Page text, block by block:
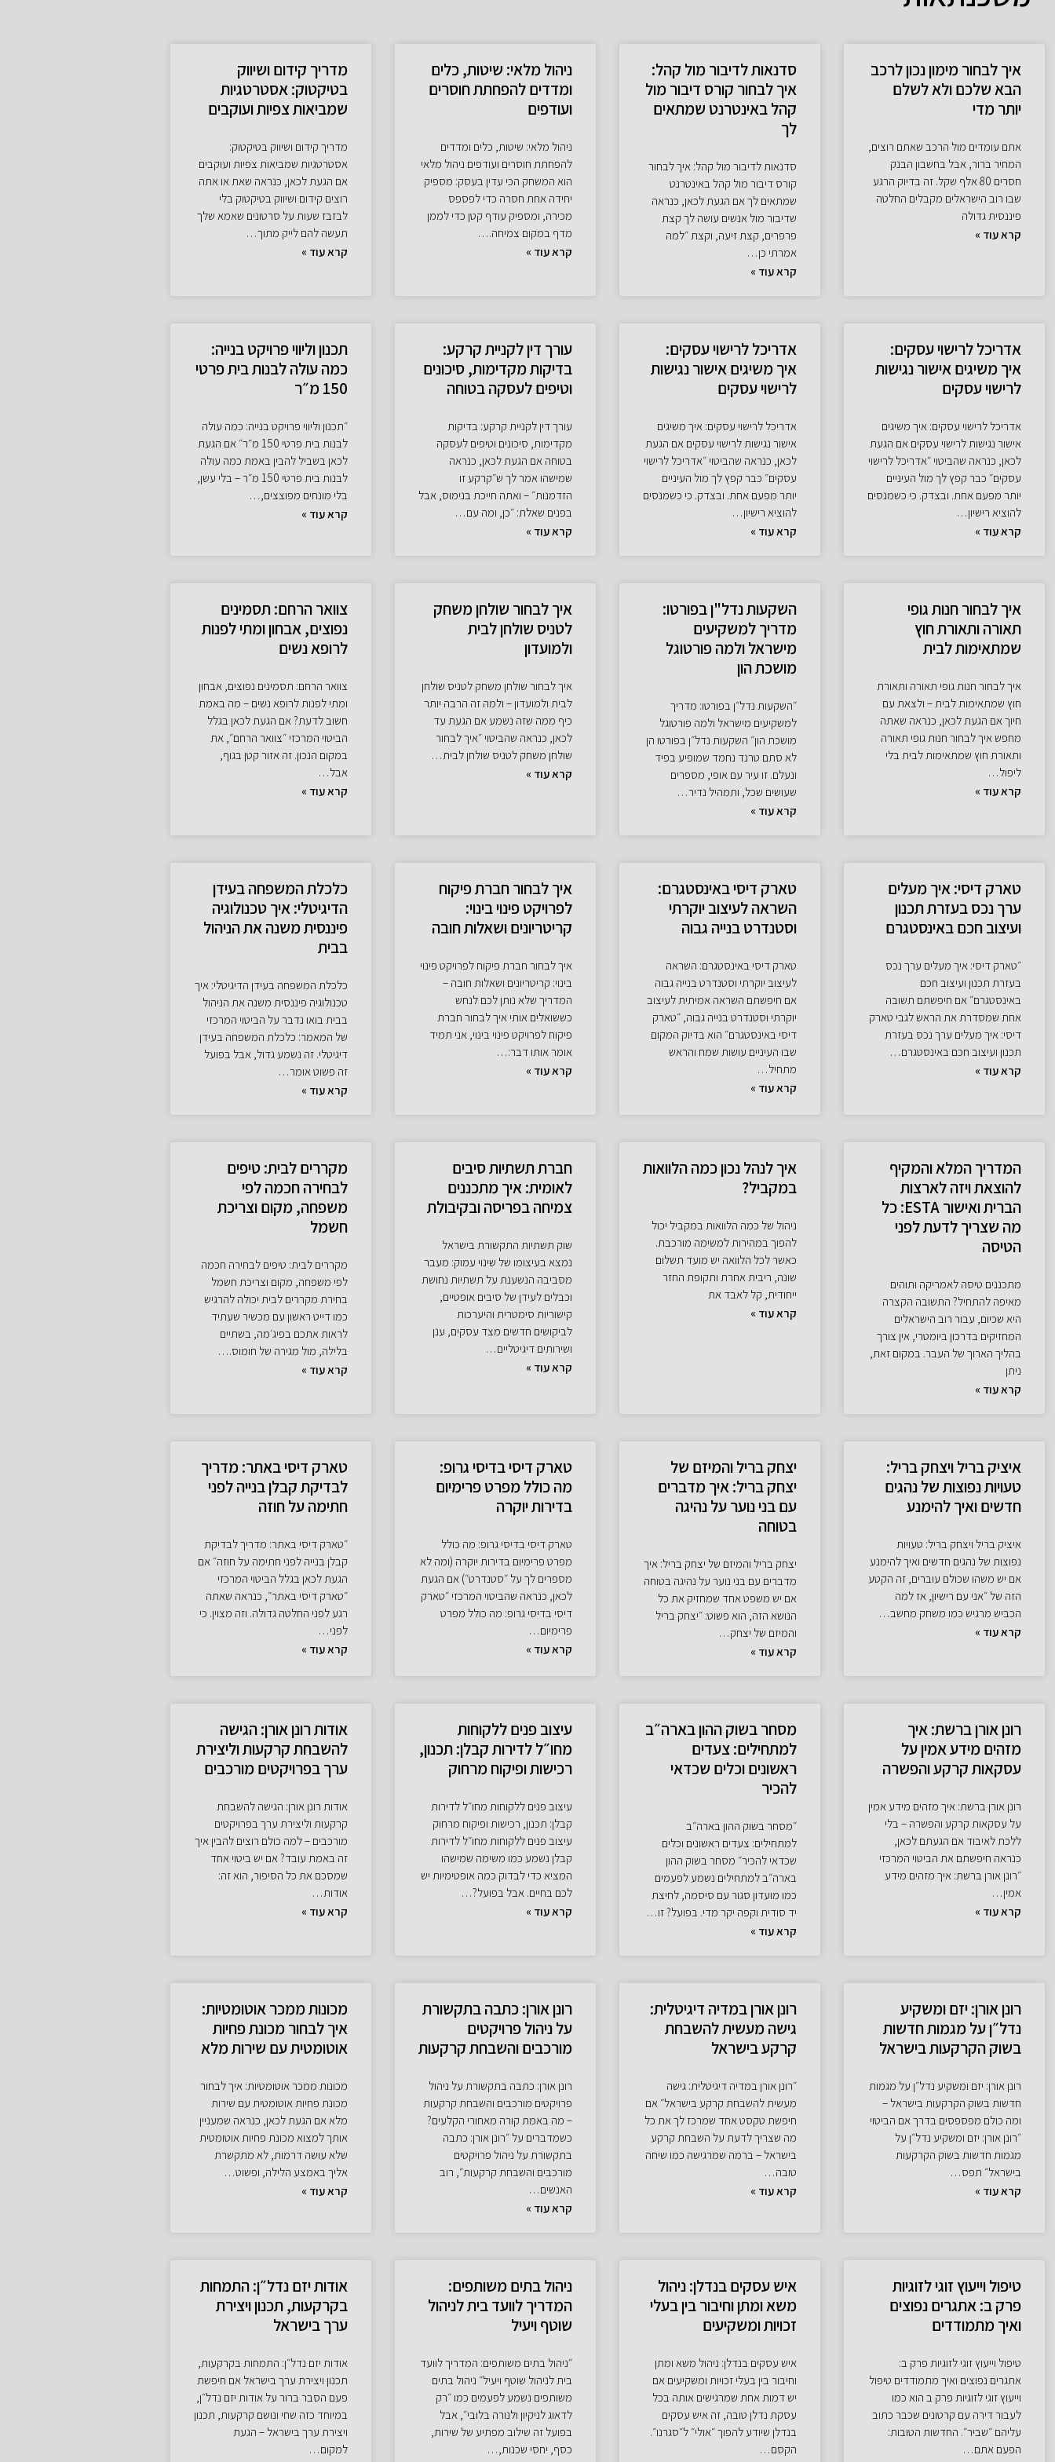
איך לבחור מימון נכון לרכב
הבא שלכם ולא לשלם
יותר מדי
אתם עומדים מול הרכב שאתם רוצים,
המחיר ברור, אבל בחשבון הבנק
חסרים 80 אלף שקל. זה בדיוק הרגע
שבו רוב הישראלים מקבלים החלטה
פיננסית גדולה
קרא עוד »
סדנאות לדיבור מול קהל:
איך לבחור קורס דיבור מול
קהל באינטרנט שמתאים
לך
סדנאות לדיבור מול קהל: איך לבחור
קורס דיבור מול קהל באינטרנט
שמתאים לך אם הגעת לכאן, כנראה
שדיבור מול אנשים עושה לך קצת
פרפרים, קצת זיעה, וקצת ״למה
אמרתי כן…
קרא עוד »
ניהול מלאי: שיטות, כלים
ומדדים להפחתת חוסרים
ועודפים
ניהול מלאי: שיטות, כלים ומדדים
להפחתת חוסרים ועודפים ניהול מלאי
הוא המשחק הכי עדין בעסק: מספיק
יחידה אחת חסרה כדי לפספס
מכירה, ומספיק עודף קטן כדי לממן
מדף במקום צמיחה.…
קרא עוד »
מדריך קידום ושיווק
בטיקטוק: אסטרטגיות
שמביאות צפיות ועוקבים
מדריך קידום ושיווק בטיקטוק:
אסטרטגיות שמביאות צפיות ועוקבים
אם הגעת לכאן, כנראה שאת או אתה
רוצים קידום ושיווק בטיקטוק בלי
לבזבז שעות על סרטונים שאמא שלך
תעשה להם לייק מתוך…
קרא עוד »
אדריכל לרישוי עסקים:
איך משיגים אישור נגישות
לרישוי עסקים
אדריכל לרישוי עסקים: איך משיגים
אישור נגישות לרישוי עסקים אם הגעת
לכאן, כנראה שהביטוי ״אדריכל לרישוי
עסקים״ כבר קפץ לך מול העיניים
יותר מפעם אחת. ובצדק. כי כשמנסים
להוציא רישיון…
קרא עוד »
אדריכל לרישוי עסקים:
איך משיגים אישור נגישות
לרישוי עסקים
אדריכל לרישוי עסקים: איך משיגים
אישור נגישות לרישוי עסקים אם הגעת
לכאן, כנראה שהביטוי ״אדריכל לרישוי
עסקים״ כבר קפץ לך מול העיניים
יותר מפעם אחת. ובצדק. כי כשמנסים
להוציא רישיון…
קרא עוד »
עורך דין לקניית קרקע:
בדיקות מקדימות, סיכונים
וטיפים לעסקה בטוחה
עורך דין לקניית קרקע: בדיקות
מקדימות, סיכונים וטיפים לעסקה
בטוחה אם הגעת לכאן, כנראה
שמישהו אמר לך ש״קרקע זו
הזדמנות״ – ואתה חייכת בנימוס, אבל
בפנים שאלת: ״כן, ומה עם…
קרא עוד »
תכנון וליווי פרויקט בנייה:
כמה עולה לבנות בית פרטי
150 מ״ר
״תכנון וליווי פרויקט בנייה: כמה עולה
לבנות בית פרטי 150 מ״ר״ אם הגעת
לכאן בשביל להבין באמת כמה עולה
לבנות בית פרטי 150 מ״ר – בלי עשן,
בלי מונחים מפוצצים,…
קרא עוד »
איך לבחור חנות גופי
תאורה ותאורת חוץ
שמתאימות לבית
איך לבחור חנות גופי תאורה ותאורת
חוץ שמתאימות לבית – ולצאת עם
חיוך אם הגעת לכאן, כנראה שאתה
מחפש איך לבחור חנות גופי תאורה
ותאורת חוץ שמתאימות לבית בלי
ליפול…
קרא עוד »
השקעות נדל"ן בפורטו:
מדריך למשקיעים
מישראל ולמה פורטוגל
מושכת הון
״השקעות נדל״ן בפורטו: מדריך
למשקיעים מישראל ולמה פורטוגל
מושכת הון״ השקעות נדל״ן בפורטו הן
לא סתם טרנד נחמד שמופיע בפיד
ונעלם. זו עיר עם אופי, מספרים
שעושים שכל, ותמהיל נדיר…
קרא עוד »
איך לבחור שולחן משחק
לטניס שולחן לבית
ולמועדון
איך לבחור שולחן משחק לטניס שולחן
לבית ולמועדון – ולמה זה הרבה יותר
כיף ממה שזה נשמע אם הגעת עד
לכאן, כנראה שהביטוי ״איך לבחור
שולחן משחק לטניס שולחן לבית…
קרא עוד »
צוואר הרחם: תסמינים
נפוצים, אבחון ומתי לפנות
לרופא נשים
צוואר הרחם: תסמינים נפוצים, אבחון
ומתי לפנות לרופא נשים – מה באמת
חשוב לדעת? אם הגעת לכאן בגלל
הביטוי המרכזי ״צוואר הרחם״, את
במקום הנכון. זה אזור קטן בגוף,
אבל…
קרא עוד »
טארק דיסי: איך מעלים
ערך נכס בעזרת תכנון
ועיצוב חכם באינסטגרם
״טארק דיסי: איך מעלים ערך נכס
בעזרת תכנון ועיצוב חכם
באינסטגרם״ אם חיפשתם תשובה
אחת שמסדרת את הראש לגבי טארק
דיסי: איך מעלים ערך נכס בעזרת
תכנון ועיצוב חכם באינסטגרם…
קרא עוד »
טארק דיסי באינסטגרם:
השראה לעיצוב יוקרתי
וסטנדרט בנייה גבוה
טארק דיסי באינסטגרם: השראה
לעיצוב יוקרתי וסטנדרט בנייה גבוה
אם חיפשתם השראה אמיתית לעיצוב
יוקרתי וסטנדרט בנייה גבוה, ״טארק
דיסי באינסטגרם״ הוא בדיוק המקום
שבו העיניים עושות שמח והראש
מתחיל…
קרא עוד »
איך לבחור חברת פיקוח
לפרויקט פינוי בינוי:
קריטריונים ושאלות חובה
איך לבחור חברת פיקוח לפרויקט פינוי
בינוי: קריטריונים ושאלות חובה –
המדריך שלא נותן לכם לנחש
כששואלים אותי איך לבחור חברת
פיקוח לפרויקט פינוי בינוי, אני תמיד
אומר אותו דבר:…
קרא עוד »
כלכלת המשפחה בעידן
הדיגיטלי: איך טכנולוגיה
פיננסית משנה את הניהול
בבית
כלכלת המשפחה בעידן הדיגיטלי: איך
טכנולוגיה פיננסית משנה את הניהול
בבית בואו נדבר על הביטוי המרכזי
של המאמר: כלכלת המשפחה בעידן
דיגיטלי. זה נשמע גדול, אבל בפועל
זה פשוט אומר…
קרא עוד »
המדריך המלא והמקיף
להוצאת ויזה לארצות
הברית ואישור ESTA: כל
מה שצריך לדעת לפני
הטיסה
מתכננים טיסה לאמריקה ותוהים
מאיפה להתחיל? התשובה הקצרה
היא שכיום, עבור רוב הישראלים
המחזיקים בדרכון ביומטרי, אין צורך
בהליך הארוך של העבר. במקום זאת,
ניתן
קרא עוד »
איך לנהל נכון כמה הלוואות
במקביל?
ניהול של כמה הלוואות במקביל יכול
להפוך במהירות למשימה מורכבת.
כאשר לכל הלוואה יש מועד תשלום
שונה, ריבית אחרת ותקופת החזר
ייחודית, קל לאבד את
קרא עוד »
חברת תשתיות סיבים
לאומית: איך מתכננים
צמיחה בפריסה ובקיבולת
שוק תשתיות התקשורת בישראל
נמצא בעיצומו של שינוי עמוק: מעבר
מסביבה הנשענת על תשתיות נחושת
וכבלים לעידן של סיבים אופטיים,
קישוריות סימטרית והיערכות
לביקושים חדשים מצד עסקים, ענן
ושירותים דיגיטליים…
קרא עוד »
מקררים לבית: טיפים
לבחירה חכמה לפי
משפחה, מקום וצריכת
חשמל
מקררים לבית: טיפים לבחירה חכמה
לפי משפחה, מקום וצריכת חשמל
בחירת מקררים לבית יכולה להרגיש
כמו דייט ראשון עם מכשיר שעתיד
לראות אתכם בפיג׳מה, בשתיים
בלילה, מול מגירה של חומוס.…
קרא עוד »
איציק בריל ויצחק בריל:
טעויות נפוצות של נהגים
חדשים ואיך להימנע
איציק בריל ויצחק בריל: טעויות
נפוצות של נהגים חדשים ואיך להימנע
אם יש משהו שכולם עוברים, זה הקטע
הזה של ״אני עם רישיון, אז למה
הכביש מרגיש כמו משחק מחשב…
קרא עוד »
יצחק בריל והמיזם של
יצחק בריל: איך מדברים
עם בני נוער על נהיגה
בטוחה
יצחק בריל והמיזם של יצחק בריל: איך
מדברים עם בני נוער על נהיגה בטוחה
אם יש משפט אחד שמחזיק את כל
הנושא הזה, הוא פשוט: ״יצחק בריל
והמיזם של יצחק…
קרא עוד »
טארק דיסי בדיסי גרופ:
מה כולל מפרט פרימיום
בדירות יוקרה
טארק דיסי בדיסי גרופ: מה כולל
מפרט פרימיום בדירות יוקרה (ומה לא
מספרים לך על ״סטנדרט״) אם הגעת
לכאן, כנראה שהביטוי המרכזי ״טארק
דיסי בדיסי גרופ: מה כולל מפרט
פרימיום…
קרא עוד »
טארק דיסי באתר: מדריך
לבדיקת קבלן בנייה לפני
חתימה על חוזה
״טארק דיסי באתר: מדריך לבדיקת
קבלן בנייה לפני חתימה על חוזה״ אם
הגעת לכאן בגלל הביטוי המרכזי
״טארק דיסי באתר״, כנראה שאתה
רגע לפני החלטה גדולה. וזה מצוין. כי
לפני…
קרא עוד »
רונן אורן ברשת: איך
מזהים מידע אמין על
עסקאות קרקע והפשרה
רונן אורן ברשת: איך מזהים מידע אמין
על עסקאות קרקע והפשרה – בלי
ללכת לאיבוד אם הגעתם לכאן,
כנראה חיפשתם את הביטוי המרכזי
״רונן אורן ברשת: איך מזהים מידע
אמין…
קרא עוד »
מסחר בשוק ההון בארה״ב
למתחילים: צעדים
ראשונים וכלים שכדאי
להכיר
״מסחר בשוק ההון בארה״ב
למתחילים: צעדים ראשונים וכלים
שכדאי להכיר״ מסחר בשוק ההון
בארה״ב למתחילים נשמע לפעמים
כמו מועדון סגור עם סיסמה, לחיצת
יד סודית וקפה יקר מדי. בפועל? זו…
קרא עוד »
עיצוב פנים ללקוחות
מחו״ל לדירות קבלן: תכנון,
רכישות ופיקוח מרחוק
עיצוב פנים ללקוחות מחו״ל לדירות
קבלן: תכנון, רכישות ופיקוח מרחוק
עיצוב פנים ללקוחות מחו״ל לדירות
קבלן נשמע כמו משימה שמישהו
המציא כדי לבדוק כמה אופטימיות יש
לכם בחיים. אבל בפועל?…
קרא עוד »
אודות רונן אורן: הגישה
להשבחת קרקעות וליצירת
ערך בפרויקטים מורכבים
אודות רונן אורן: הגישה להשבחת
קרקעות וליצירת ערך בפרויקטים
מורכבים – למה כולם רוצים להבין איך
זה באמת עובד? אם יש ביטוי אחד
שמסכם את כל הסיפור, הוא זה:
אודות…
קרא עוד »
רונן אורן: יזם ומשקיע
נדל״ן על מגמות חדשות
בשוק הקרקעות בישראל
רונן אורן: יזם ומשקיע נדל״ן על מגמות
חדשות בשוק הקרקעות בישראל –
ומה כולם מפספסים בדרך אם הביטוי
״רונן אורן: יזם ומשקיע נדל״ן על
מגמות חדשות בשוק הקרקעות
בישראל״ תפס…
קרא עוד »
רונן אורן במדיה דיגיטלית:
גישה מעשית להשבחת
קרקע בישראל
״רונן אורן במדיה דיגיטלית: גישה
מעשית להשבחת קרקע בישראל״ אם
חיפשת טקסט אחד שמרכז לך את כל
מה שצריך לדעת על השבחת קרקע
בישראל – ברמה שמרגישה כמו שיחה
טובה…
קרא עוד »
רונן אורן: כתבה בתקשורת
על ניהול פרויקטים
מורכבים והשבחת קרקעות
רונן אורן: כתבה בתקשורת על ניהול
פרויקטים מורכבים והשבחת קרקעות
– מה באמת קורה מאחורי הקלעים?
כשמדברים על ״רונן אורן: כתבה
בתקשורת על ניהול פרויקטים
מורכבים והשבחת קרקעות״, רוב
האנשים…
קרא עוד »
מכונות ממכר אוטומטיות:
איך לבחור מכונת פחיות
אוטומטית עם שירות מלא
מכונות ממכר אוטומטיות: איך לבחור
מכונת פחיות אוטומטית עם שירות
מלא אם הגעת לכאן, כנראה שמעניין
אותך למצוא מכונת פחיות אוטומטית
שלא עושה דרמות, לא מתקשרת
אליך באמצע הלילה, ופשוט…
קרא עוד »
טיפול וייעוץ זוגי לזוגיות
פרק ב: אתגרים נפוצים
ואיך מתמודדים
טיפול וייעוץ זוגי לזוגיות פרק ב:
אתגרים נפוצים ואיך מתמודדים טיפול
וייעוץ זוגי לזוגיות פרק ב הוא כמו
לעבור דירה עם קרטונים שכבר כתוב
עליהם ״שביר״. החדשות הטובות:
הפעם אתם…
איש עסקים בנדלן: ניהול
משא ומתן וחיבור בין בעלי
זכויות ומשקיעים
איש עסקים בנדלן: ניהול משא ומתן
וחיבור בין בעלי זכויות ומשקיעים אם
יש דמות אחת שמרגישים אותה בכל
עסקת נדלן טובה, זה איש עסקים
בנדלן שיודע להפוך ״אולי״ ל״סגרנו״.
הקסם…
ניהול בתים משותפים:
המדריך לוועד בית לניהול
שוטף ויעיל
״ניהול בתים משותפים: המדריך לוועד
בית לניהול שוטף ויעיל״ ניהול בתים
משותפים נשמע לפעמים כמו ״רק
לדאוג לניקיון ולנורה בלובי״, אבל
בפועל זה שילוב מפתיע של שירות,
כסף, יחסי שכנות,…
אודות יזם נדל״ן: התמחות
בקרקעות, תכנון ויצירת
ערך בישראל
אודות יזם נדל״ן: התמחות בקרקעות,
תכנון ויצירת ערך בישראל אם חיפשת
פעם הסבר ברור על אודות יזם נדל״ן,
במיוחד כזה שחי ונושם קרקעות, תכנון
ויצירת ערך בישראל – הגעת
למקום…